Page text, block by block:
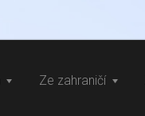
Ze zahraničí